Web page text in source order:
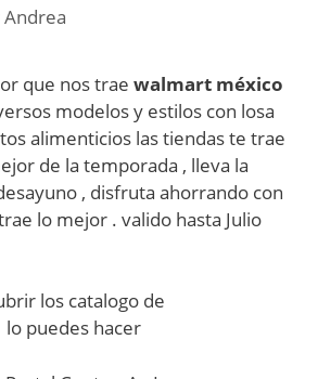
Andrea
que nos trae walmart méxico
modelos y estilos con losa
alimenticios las tiendas te trae
de la temporada , lleva la
, disfruta ahorrando con
lo mejor . valido hasta Julio
los catalogo de
puedes hacer